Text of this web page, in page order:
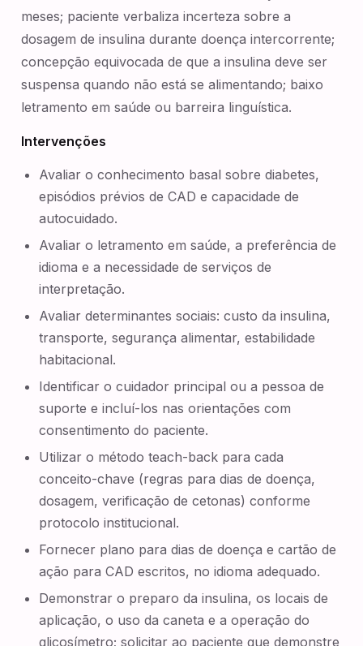
meses; paciente verbaliza incerteza sobre a
dosagem de insulina durante doença intercorrente;
concepção equivocada de que a insulina deve ser
suspensa quando não está se alimentando; baixo
letramento em saúde ou barreira linguística.
Intervenções
Avaliar o conhecimento basal sobre diabetes,
episódios prévios de CAD e capacidade de
autocuidado.
Avaliar o letramento em saúde, a preferência de
idioma e a necessidade de serviços de
interpretação.
Avaliar determinantes sociais: custo da insulina,
transporte, segurança alimentar, estabilidade
habitacional.
Identificar o cuidador principal ou a pessoa de
suporte e incluí-los nas orientações com
consentimento do paciente.
Utilizar o método teach-back para cada
conceito-chave (regras para dias de doença,
dosagem, verificação de cetonas) conforme
protocolo institucional.
Fornecer plano para dias de doença e cartão de
ação para CAD escritos, no idioma adequado.
Demonstrar o preparo da insulina, os locais de
aplicação, o uso da caneta e a operação do
glicosímetro; solicitar ao paciente que demonstre